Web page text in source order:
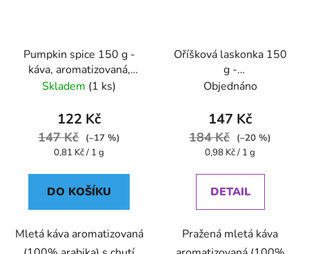
Pumpkin spice 150 g -
káva, aromatizovaná,
mletá - Oxalis
Skladem (1 ks)
122 Kč
147 Kč
(–17 %)
Měrná
0,81 Kč / 1 g
DO KOŠÍKU
Mletá káva aromatizovaná
Oříšková laskonka 150
g -
káva,aromatizovaná,mletá
Objednáno
147 Kč
184 Kč
(–20 %)
Měrná
0,98 Kč / 1 g
DETAIL
Pražená mletá káva